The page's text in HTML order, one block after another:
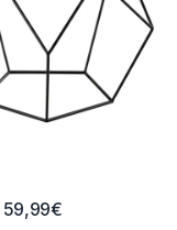
59,99€